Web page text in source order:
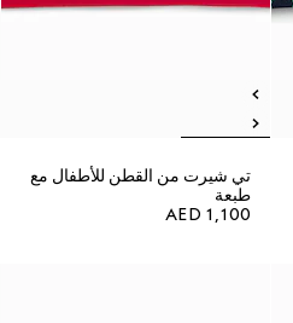
تي شيرت من القطن للأطفال مع
طبعة
AED 1,100